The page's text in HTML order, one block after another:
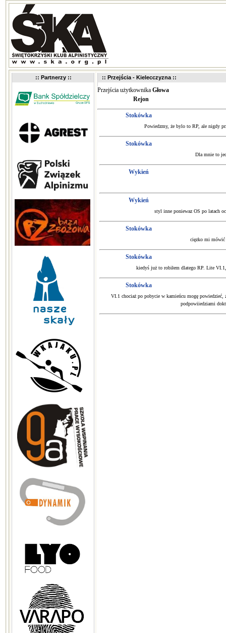
:: Partnerzy :: :: Przejścia - Kielecczyzna ::
Przejścia użytkownika Głowa
Rejon
Stokówka
Powiedzmy, że bylo to RP, ale nigdy
Stokówka
Dla mnie to
Wykień
Wykień
styl inne poniewaz OS po latach
Stokówka
cięzko mi mówić
Stokówka
kiedyś już to robiłem dlatego RP. Lite
Stokówka
VI.1 chociaż po pobycie w kamieńcu mogę
podpowiiedziami